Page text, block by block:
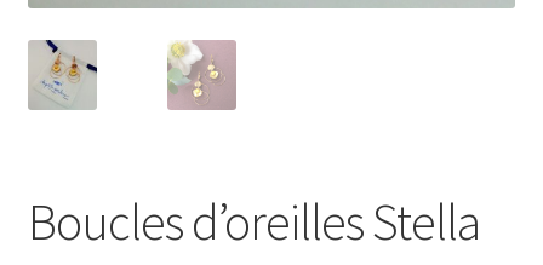
Boucles d’oreilles Stella